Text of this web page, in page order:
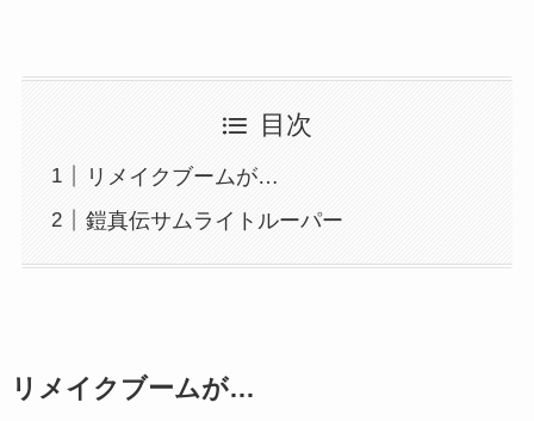
目次
リメイクブームが…
鎧真伝サムライトルーパー
リメイクブームが…